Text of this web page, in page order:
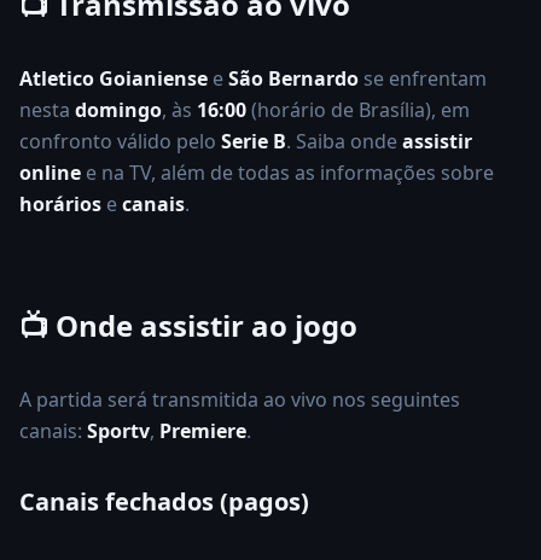
Atletico Goianiense eSão Bernardo se enfrentam
nesta domingo, às 16:00(horário de Brasília), em
confronto válido pelo Serie B. Saiba ondeassistir
online e na TV, além de todas as informações sobre
horários ecanais.
📺 Onde assistir ao jogo
A partida será transmitida ao vivo nos seguintes
canais: Sportv, Premiere.
Canais fechados (pagos)